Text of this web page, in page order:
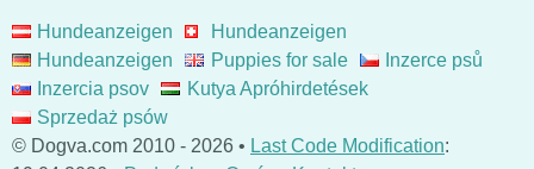
Hundeanzeigen
Hundeanzeigen
Hundeanzeigen
Puppies for sale
Inzerce psů
Inzercia psov
Kutya Apróhirdetések
Sprzedaż psów
© Dogva.com 2010 - 2026 • Last Code Modification: